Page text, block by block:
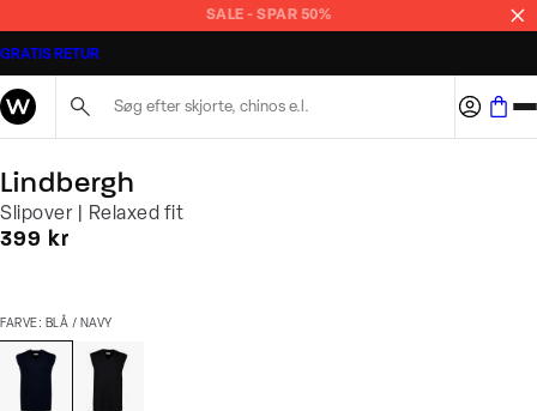
SALE - SPAR 50%
GRATIS RETUR
Lindbergh
Slipover | Relaxed fit
I alt (inkl. rabat)
399 kr
FARVE: BLÅ / NAVY